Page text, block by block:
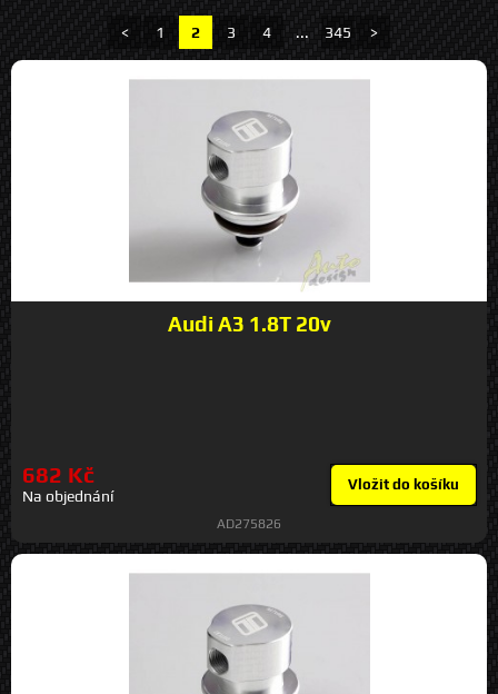
< 1 2 3 4 ... 345 >
Audi A3 1.8T 20v
682 Kč
Na objednání
Vložit do košíku
AD275826